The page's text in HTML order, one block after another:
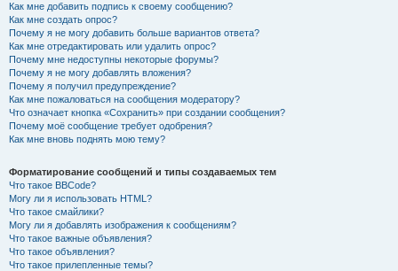
Как мне добавить подпись к своему сообщению?
Как мне создать опрос?
Почему я не могу добавить больше вариантов ответа?
Как мне отредактировать или удалить опрос?
Почему мне недоступны некоторые форумы?
Почему я не могу добавлять вложения?
Почему я получил предупреждение?
Как мне пожаловаться на сообщения модератору?
Что означает кнопка «Сохранить» при создании сообщения?
Почему моё сообщение требует одобрения?
Как мне вновь поднять мою тему?
Форматирование сообщений и типы создаваемых тем
Что такое BBCode?
Могу ли я использовать HTML?
Что такое смайлики?
Могу ли я добавлять изображения к сообщениям?
Что такое важные объявления?
Что такое объявления?
Что такое прилепленные темы?